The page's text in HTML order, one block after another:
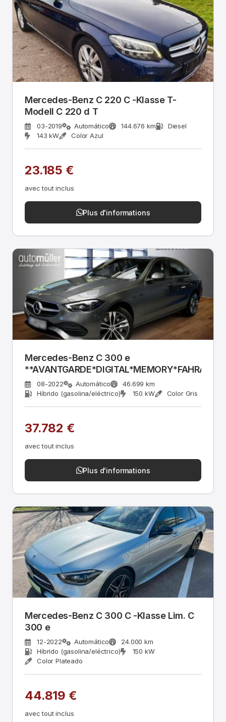
Mercedes-Benz C 220 C -Klasse T-
Modell C 220 d T
03-2019 Automático 144.676 km
Diesel
143 kW
Color Azul
23.185 €
avec tout inclus
Plus d'informations
Mercedes-Benz C 300 e
08-2022 Automático
46.699 km
Híbrido (gasolina/eléctrico)
150 kW Color Gris
37.782 €
avec tout inclus
Plus d'informations
Mercedes-Benz C 300 C -Klasse Lim. C
300 e
12-2022 Automático
24.000 km
Híbrido (gasolina/eléctrico)
150 kW
Color Plateado
44.819 €
avec tout inclus